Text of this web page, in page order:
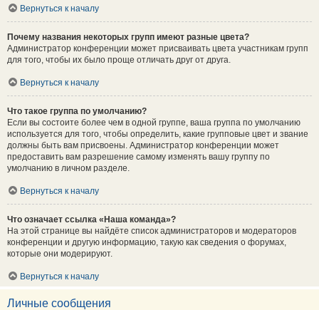
Вернуться к началу
Почему названия некоторых групп имеют разные цвета?
Администратор конференции может присваивать цвета участникам групп
для того, чтобы их было проще отличать друг от друга.
Вернуться к началу
Что такое группа по умолчанию?
Если вы состоите более чем в одной группе, ваша группа по умолчанию
используется для того, чтобы определить, какие групповые цвет и звание
должны быть вам присвоены. Администратор конференции может
предоставить вам разрешение самому изменять вашу группу по
умолчанию в личном разделе.
Вернуться к началу
Что означает ссылка «Наша команда»?
На этой странице вы найдёте список администраторов и модераторов
конференции и другую информацию, такую как сведения о форумах,
которые они модерируют.
Вернуться к началу
Личные сообщения